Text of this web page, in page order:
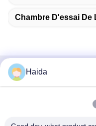
Chambre D'essai De
Contactez
Haida